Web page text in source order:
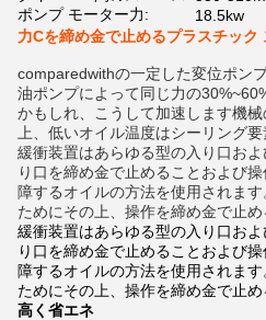
ポンプ モーター力:
18.5kw
力Cを締め金で止めるプラスチッ
comparedwithの一定した変位ポン
油ポンプによって同じ力の
かもしれ、こうして加速します機
上、低いオイル温度はシーリング
緩衝装置はあらゆる型の入り口お
り口を締め金で止めることおよび
障するオイルの方法を使用されま
ためにその上、操作を締め金で止め
緩衝装置はあらゆる型の入り口お
り口を締め金で止めることおよび
障するオイルの方法を使用されま
ためにその上、操作を締め金で止め
高く省エネ